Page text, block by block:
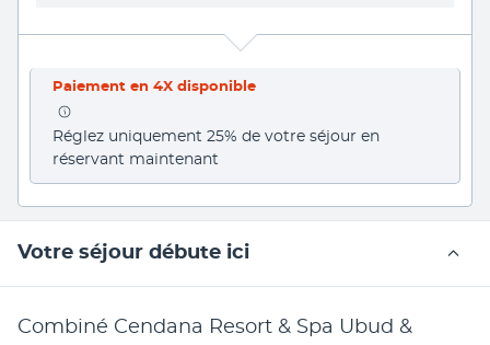
Paiement en 4X disponible
Réglez uniquement 25% de votre séjour en
réservant maintenant
Votre séjour débute ici
Combiné Cendana Resort & Spa Ubud &